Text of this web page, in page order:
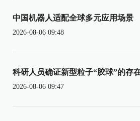
中国机器人适配全球多元应用场景
2026-08-06 09:48
科研人员确证新型粒子“胶球”的存
2026-08-06 09:47